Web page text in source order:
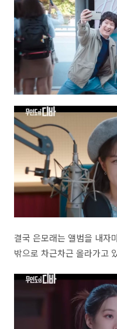
결국 은모래는 앨범을 내자
밖으로 차근차근 올라가고